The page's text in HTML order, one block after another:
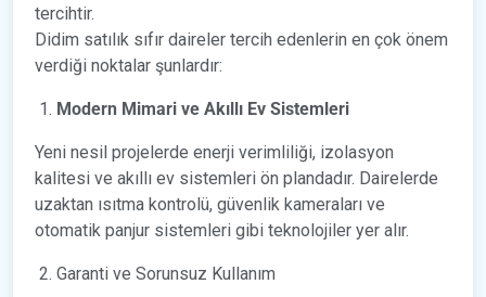
tercihtir.
Didim satılık sıfır daireler tercih edenlerin en çok önem
verdiği noktalar şunlardır:
Modern Mimari ve Akıllı Ev Sistemleri
Yeni nesil projelerde enerji verimliliği, izolasyon
kalitesi ve akıllı ev sistemleri ön plandadır. Dairelerde
uzaktan ısıtma kontrolü, güvenlik kameraları ve
otomatik panjur sistemleri gibi teknolojiler yer alır.
Garanti ve Sorunsuz Kullanım